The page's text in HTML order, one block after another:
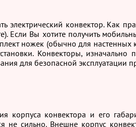
электрический конвектор. Как
Если Вы хотите получить
ножек (обычно для настенных
Конвекторы, изначально
для безопасной эксплуатации
корпуса конвектора и его
не сильно. Внешне корпус